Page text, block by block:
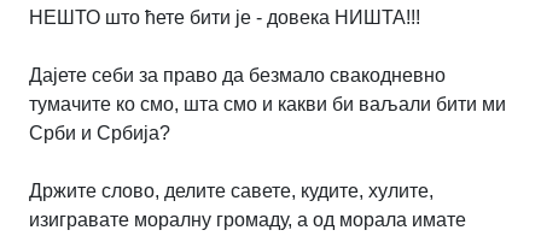
НЕШТО што ћете бити је - довека НИШТА!!!
Дајете себи за право да безмало свакодневно
тумачите ко смо, шта смо и какви би ваљали бити ми
Срби и Србија?
Држите слово, делите савете, кудите, хулите,
изигравате моралну громаду, а од морала имате